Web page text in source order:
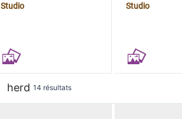
Studio
Studio
herd 14 résultats